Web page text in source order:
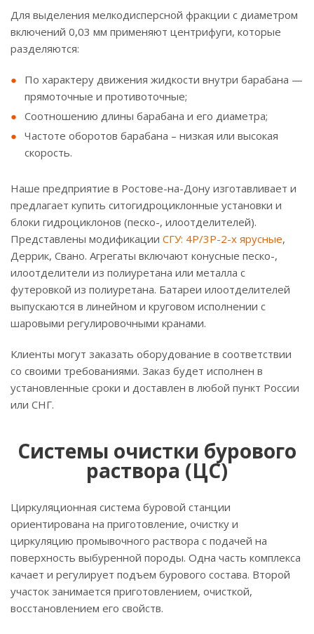
Для выделения мелкодисперсной фракции с диаметром
включений 0,03 мм применяют центрифуги, которые
разделяются:
По характеру движения жидкости внутри барабана —
прямоточные и противоточные;
Соотношению длины барабана и его диаметра;
Частоте оборотов барабана – низкая или высокая
скорость.
Наше предприятие в Ростове-на-Дону изготавливает и
предлагает купить ситогидроциклонные установки и
блоки гидроциклонов (песко-, илоотделителей).
Представлены модификации СГУ: 4Р/3Р-2-х ярусные,
Деррик, Свано. Агрегаты включают конусные песко-,
илоотделители из полиуретана или металла с
футеровкой из полиуретана. Батареи илоотделителей
выпускаются в линейном и круговом исполнении с
шаровыми регулировочными кранами.
Клиенты могут заказать оборудование в соответствии
со своими требованиями. Заказ будет исполнен в
установленные сроки и доставлен в любой пункт России
или СНГ.
Системы очистки бурового
раствора (ЦС)
Циркуляционная система буровой станции
ориентирована на приготовление, очистку и
циркуляцию промывочного раствора с подачей на
поверхность выбуренной породы. Одна часть комплекса
качает и регулирует подъем бурового состава. Второй
участок занимается приготовлением, очисткой,
восстановлением его свойств.